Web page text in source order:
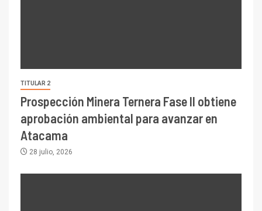
TITULAR 2
Prospección Minera Ternera Fase II obtiene
aprobación ambiental para avanzar en
Atacama
28 julio, 2026